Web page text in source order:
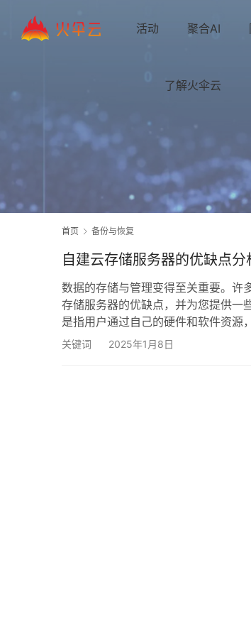
活动 聚合AI
了解火伞云
首页 备份与恢复
自建云存储服务器的优缺点
数据的存储与管理变得至关重要。许
存储服务器的优缺点，并为您提供一
是指用户通过自己的硬件和软件资源
务器、存储设备以及相应的数据管理
关键词 2025年1月8日